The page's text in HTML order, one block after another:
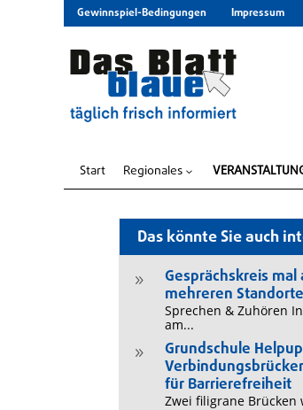
Gewinnspiel-Bedingungen Impressum
Start Regionales 3
Das könnte Sie auch
9
Gesprächskreis mal
mehreren
Sprechen & Zuhören
am...
9
Grundschule
für Barrierefreiheit
Zwei filigrane Brücken